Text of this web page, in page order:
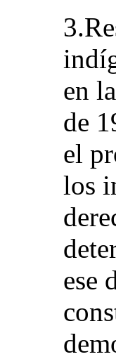
en
de
el
los
ese